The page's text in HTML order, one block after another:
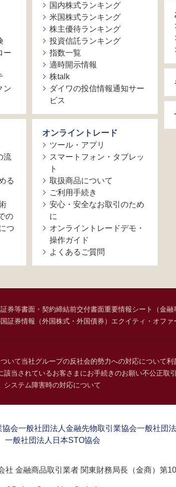
ー
ン
流
る
の
つ
国内株式ランキング
米国株式ランキング
株主優待ランキング
投資信託ランキング
指数一覧
適時開示情報
株talk
ダイワの投信情報通知サー
ビス
オンライントレード
ツール・アプリ
スマートフォン・タブレッ
ト
取扱商品について
ご利用手続き
安心・安全なお取引のため
に
オンライントレードデモ・
操作ガイド
よくあるご質問
証券等書面・契約締結前交付書面重要情報シート（金融
証券情報（外国株式・外国債券） エクイティ・オファ
いて当社グループの反社会的勢力への対応について利
該当されているお客さまにお手続きのお願い不公正取
システム障害時の対応について
協会一般社団法人金融先物取引業協会一般社団
一般社団法人日本STO協会
社 金融商品取引業者 関東財務局長（金商）第